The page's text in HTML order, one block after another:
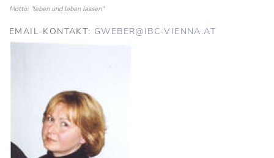
Motto: "leben und leben lassen"
EMAIL-KONTAKT: GWEBER@IBC-VIENNA.AT